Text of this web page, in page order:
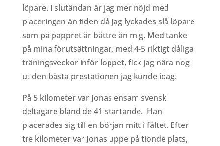
löpare. I slutändan är jag mer nöjd med
placeringen än tiden då jag lyckades slå löpare
som på pappret är bättre än mig. Med tanke
på mina förutsättningar, med 4-5 riktigt dåliga
träningsveckor inför loppet, fick jag nära nog
ut den bästa prestationen jag kunde idag.
På 5 kilometer var Jonas ensam svensk
deltagare bland de 41 startande. Han
placerades sig till en början mitt i fältet. Efter
tre kilometer var Jonas uppe på tionde plats,